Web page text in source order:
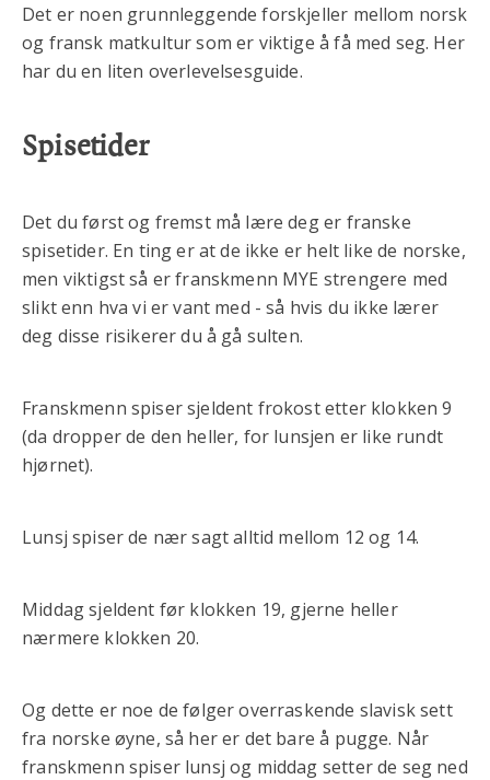
Det er noen grunnleggende forskjeller mellom norsk
og fransk matkultur som er viktige å få med seg. Her
har du en liten overlevelsesguide.
Spisetider
Det du først og fremst må lære deg er franske
spisetider. En ting er at de ikke er helt like de norske,
men viktigst så er franskmenn MYE strengere med
slikt enn hva vi er vant med - så hvis du ikke lærer
deg disse risikerer du å gå sulten.
Franskmenn spiser sjeldent frokost etter klokken 9
(da dropper de den heller, for lunsjen er like rundt
hjørnet).
Lunsj spiser de nær sagt alltid mellom 12 og 14.
Middag sjeldent før klokken 19, gjerne heller
nærmere klokken 20.
Og dette er noe de følger overraskende slavisk sett
fra norske øyne, så her er det bare å pugge. Når
franskmenn spiser lunsj og middag setter de seg ned